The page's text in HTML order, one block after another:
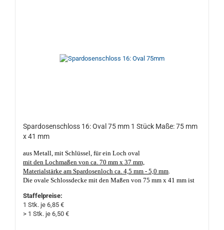
Spardosenschloss 16: Oval 75 mm 1 Stück Maße: 75 mm
x 41 mm
aus Metall, mit Schlüssel, für ein Loch oval
mit den Lochmaßen von ca. 70 mm x 37 mm,
Materialstärke am Spardosenloch ca. 4,5 mm - 5,0 mm.
Die ovale Schlossdecke mit den Maßen von 75 mm x 41 mm ist
runden Geldscheinloch, mit einem verlängerten, abgerundet,
verzinkt schließbaren Stahlriegel, unten mit Schlosskasten. Die
Schlüsselführung ist 2-fach geschlitzt.
Staffelpreise:
1 Stk. je 6,85 €
> 1 Stk. je 6,50 €